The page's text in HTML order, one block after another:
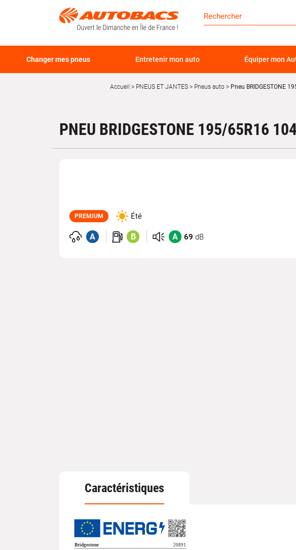
Changer mes pneus Entretenir mon auto Équiper mon
Accueil PNEUS ET JANTES Pneus auto Pneu BRIDGESTONE
PNEU BRIDGESTONE 195/65R16
PREMIUM Été
A B A 69 dB
Caractéristiques